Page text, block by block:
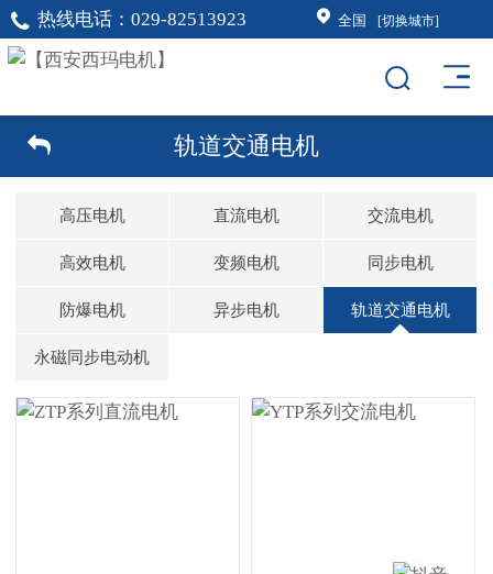
热线电话： 029-82513923 全国 [切换城市]
轨道交通电机
高压电机 直流电机 交流电机
高效电机 变频电机 同步电机
防爆电机 异步电机 轨道交通电机
永磁同步电动机